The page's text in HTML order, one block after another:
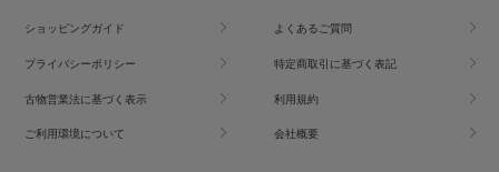
ショッピングガイド よくあるご質問
プライバシーポリシー 特定商取引に基づく表記
古物営業法に基づく表示 利用規約
ご利用環境について 会社概要